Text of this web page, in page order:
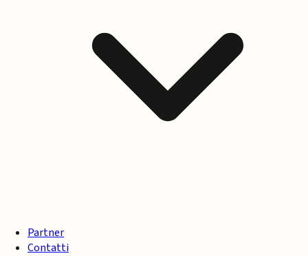
Partner
Contatti